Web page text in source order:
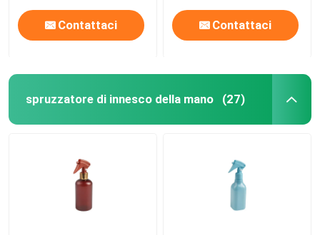
Contattaci Contattaci
spruzzatore di innesco della mano (27)